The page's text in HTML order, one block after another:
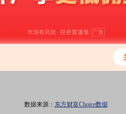
数据来源： 东方财富Choice数据